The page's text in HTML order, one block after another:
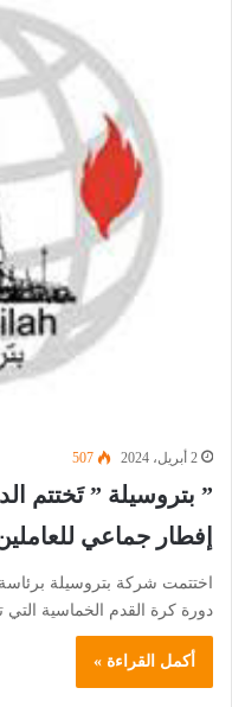
2 أبريل، 2024 507
” بتروسيلة ” تَختتم
إفطار جماعي
اختتمت شركة بتروسيلة
دورة كرة القدم الخماسية
أكمل القراءة »